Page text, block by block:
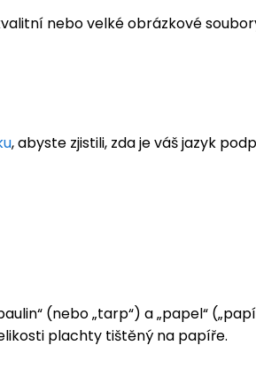
nebo velké obrázkové
, abyste zjistili, zda je váš jazyk
(nebo „tarp“) a „papel“
plachty tištěný na papíře.